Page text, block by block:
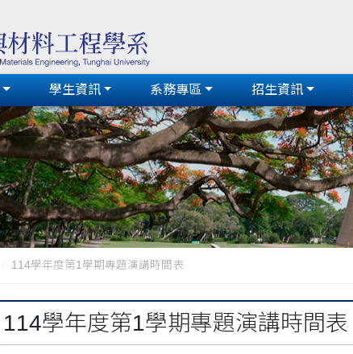
學生資訊 系務專區 招生資訊
114學年度第1學期專題演講時間表
114學年度第1學期專題演講時間表